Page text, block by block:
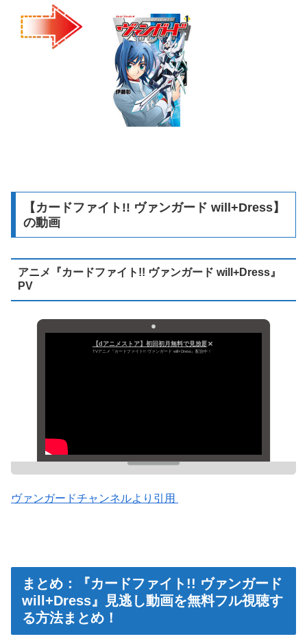
【カードファイト!! ヴァンガード will+Dress】
の動画
アニメ『カードファイト!! ヴァンガード will+Dress』
PV
【dアニメストア】初回初月無料で見放題
TVアニメ『カードファイト!! ヴァンガード will+Dress』配信中！
ヴァンガードチャンネルより引用
まとめ：『カードファイト!! ヴァンガード
will+Dress』見逃し動画を無料フル視聴す
る方法まとめ！